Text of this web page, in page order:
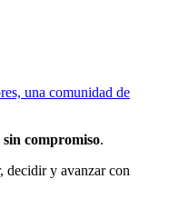
una comunidad de
sin compromiso.
decidir y avanzar con